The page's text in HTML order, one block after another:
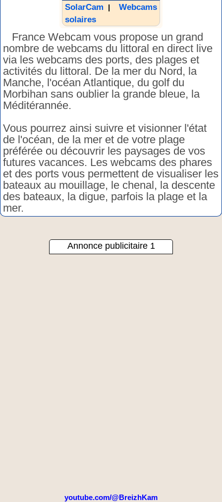
SolarCam |Webcams
solaires
France Webcam vous propose un grand
nombre de webcams du littoral en direct live
via les webcams des ports, des plages et
activités du littoral. De la mer du Nord, la
Manche, l'océan Atlantique, du golf du
Morbihan sans oublier la grande bleue, la
Méditérannée.
Vous pourrez ainsi suivre et visionner l'état
de l'océan, de la mer et de votre plage
préférée ou découvrir les paysages de vos
futures vacances. Les webcams des phares
et des ports vous permettent de visualiser les
bateaux au mouillage, le chenal, la descente
des bateaux, la digue, parfois la plage et la
mer.
Annonce publicitaire 1
youtube.com/@BreizhKam